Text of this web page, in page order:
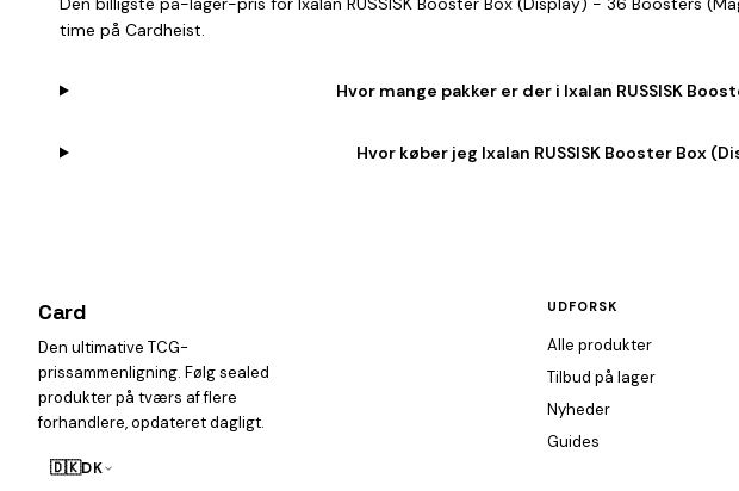
time på Cardheist.
Hvor mange pakker er der i Ixalan RUSSISK
Hvor køber jeg Ixalan RUSSISK Booster Box
Card
Den ultimative TCG-
prissammenligning. Følg sealed
produkter på tværs af flere
forhandlere, opdateret dagligt.
🇩🇰DK
UDFORSK
Alle produkter
Tilbud på lager
Nyheder
Guides